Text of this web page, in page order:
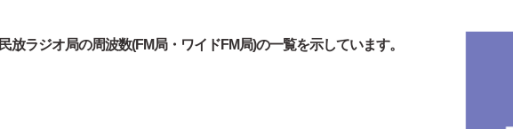
民放ラジオ局の周波数(FM局・ワイドFM局)の一覧を示しています。